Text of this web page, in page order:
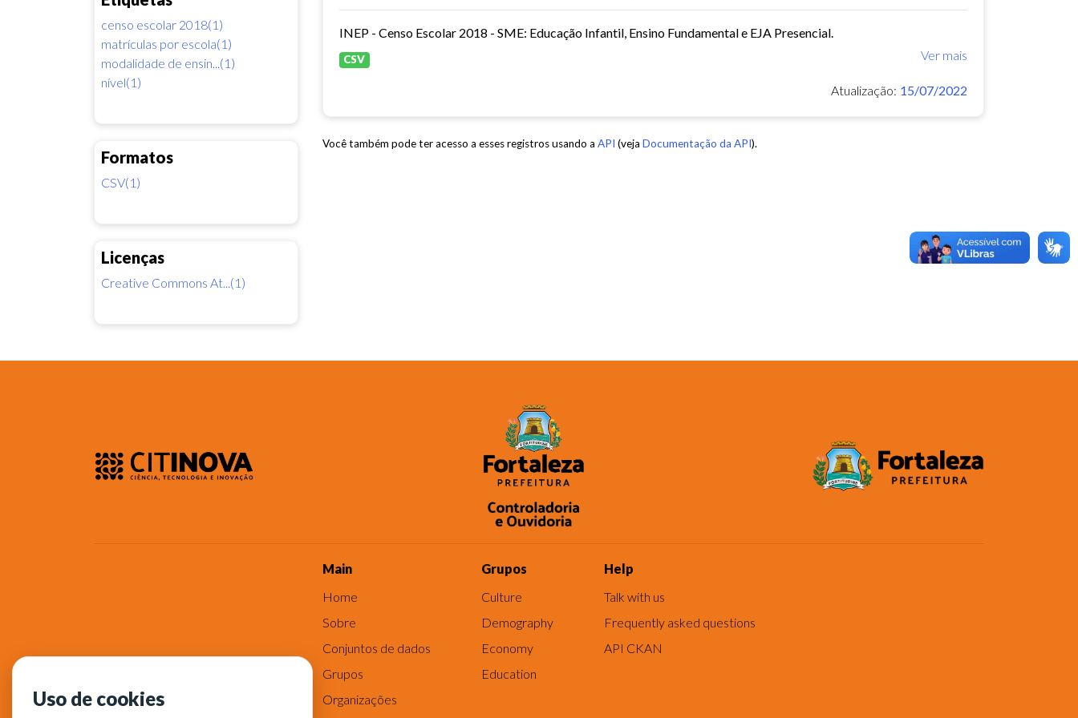
censo escolar 2018(1)
matrículas por escola(1)
modalidade de ensin...(1)
nível(1)
Formatos
CSV(1)
Licenças
Creative Commons At...(1)
INEP - Censo Escolar 2018 - SME: Educação Infantil, Ensino Fundamental e EJA Presencial.
Ver mais
CSV
Atualização: 15/07/2022
Você também pode ter acesso a esses registros usando a API (veja Documentação da API).
Main
Home
Sobre
Conjuntos de dados
Grupos
Organizações
Grupos
Culture
Demography
Economy
Education
Help
Talk with us
Frequently asked questions
API CKAN
Uso de cookies